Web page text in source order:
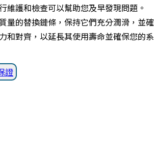
維護和檢查可以幫助您及早發現問題。
量的替換鏈條，保持它們充分潤滑，並確
和對齊，以延長其使用壽命並確保您的系
證